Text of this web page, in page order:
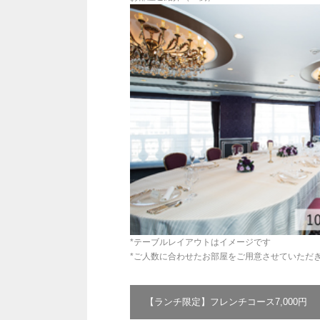
*テーブルレイアウトはイメージです
*ご人数に合わせたお部屋をご用意させていただ
【ランチ限定】フレンチコース7,000円